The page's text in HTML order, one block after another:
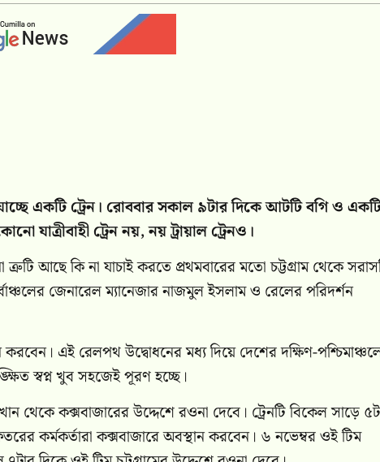
একটি ট্রেন। রোববার সকাল ৯টার দিকে আটটি বগি ও
যাত্রীবাহী ট্রেন নয়, নয় ট্রায়াল ট্রেনও।
আছে কি না যাচাই করতে প্রথমবারের মতো চট্টগ্রাম থেকে
জেনারেল ম্যানেজার নাজমুল ইসলাম ও রেলের পরিদর্শন
এই রেলপথ উদ্বোধনের মধ্য দিয়ে দেশের দক্ষিণ-
স্বপ্ন খুব সহজেই পূরণ হচ্ছে।
থেকে কক্সবাজারের উদ্দেশে রওনা দেবে। ট্রেনটি বিকেল সাড়ে
কর্মকর্তারা কক্সবাজারে অবস্থান করবেন। ৬ নভেম্বর ওই টিম